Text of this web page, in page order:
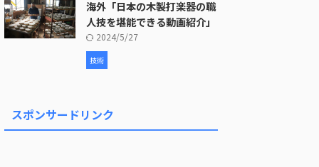
海外「日本の木製打楽器の職
人技を堪能できる動画紹介」
2024/5/27
技術
スポンサードリンク